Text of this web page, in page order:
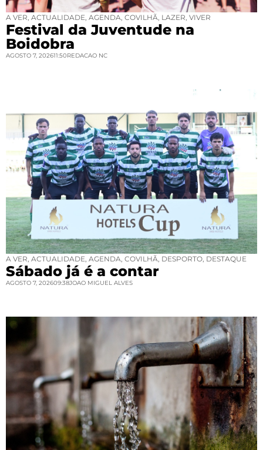
A VER ACTUALIDADE AGENDA COVILHÃ LAZER VIVER
Festival da Juventude na
Boidobra
AGOSTO 7, 202611:50REDACAO NC
A VER ACTUALIDADE AGENDA COVILHÃ DESPORTO DESTAQUE
Sábado já é a contar
AGOSTO 7, 202609:38JOAO MIGUEL ALVES